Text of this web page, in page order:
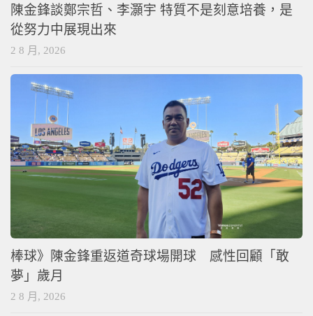
陳金鋒談鄭宗哲、李灝宇 特質不是刻意培養，是
從努力中展現出來
2 8 月, 2026
棒球》陳金鋒重返道奇球場開球 感性回顧「敢
夢」歲月
2 8 月, 2026